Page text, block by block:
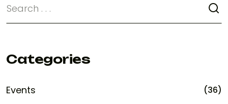
Categories
Events (36)